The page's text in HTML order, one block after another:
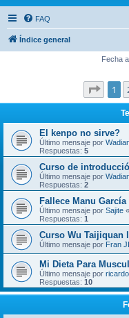
FAQ
Índice general
Fecha
1
El kenpo no sirve?
Último mensaje por
Respuestas: 5
Curso de
Último mensaje por
Respuestas: 2
Fallece Manu García
Último mensaje por Sajite «
Respuestas: 1
Curso Wu Taijiquan
Último mensaje por Fran
Mi Dieta Para
Último mensaje por
Respuestas: 10